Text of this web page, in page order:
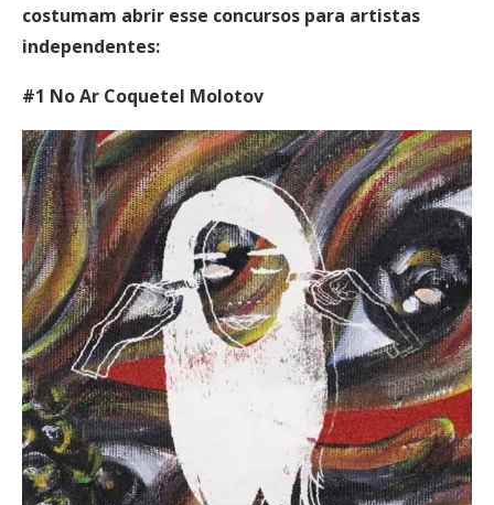
costumam abrir esse concursos para artistas
independentes:
#1 No Ar Coquetel Molotov